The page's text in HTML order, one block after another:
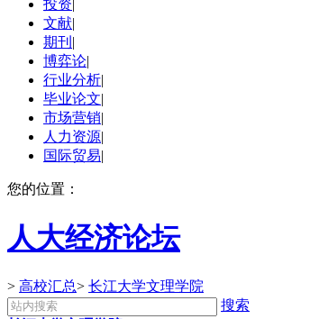
投资|
文献|
期刊 |
博弈论|
行业分析|
毕业论文|
市场营销|
人力资源|
国际贸易|
您的位置：
人大经济论坛
> 高校汇总> 长江大学文理学院
搜索